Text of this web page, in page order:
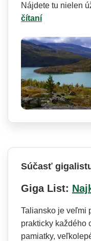
Nájdete tu nielen
čítaní
Súčasť
Giga List:
Taliansko je veľmi
prakticky každého
pamiatky,